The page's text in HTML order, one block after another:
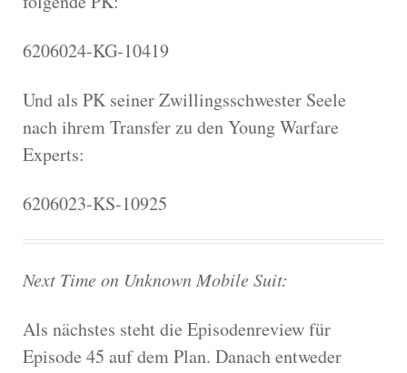
6206024-KG-10419
Und als PK seiner Zwillingsschwester Seele
nach ihrem Transfer zu den Young Warfare
Experts:
6206023-KS-10925
Next Time on Unknown Mobile Suit:
Als nächstes steht die Episodenreview für
Episode 45 auf dem Plan. Danach entweder